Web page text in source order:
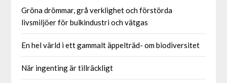
Gröna drömmar, grå verklighet och förstörda
livsmiljöer för bulkindustri och vätgas
En hel värld i ett gammalt äppelträd- om biodiversitet
När ingenting är tillräckligt